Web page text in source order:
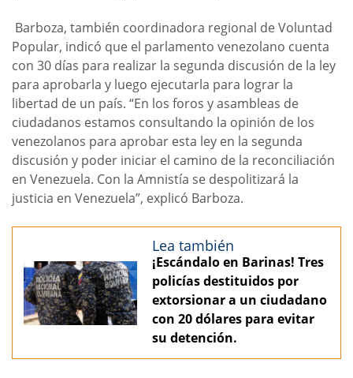
Barboza, también coordinadora regional de Voluntad
Popular, indicó que el parlamento venezolano cuenta
con 30 días para realizar la segunda discusión de la ley
para aprobarla y luego ejecutarla para lograr la
libertad de un país. “En los foros y asambleas de
ciudadanos estamos consultando la opinión de los
venezolanos para aprobar esta ley en la segunda
discusión y poder iniciar el camino de la reconciliación
en Venezuela. Con la Amnistía se despolitizará la
justicia en Venezuela”, explicó Barboza.
Lea también
¡Escándalo en Barinas! Tres
policías destituidos por
extorsionar a un ciudadano
con 20 dólares para evitar
su detención.